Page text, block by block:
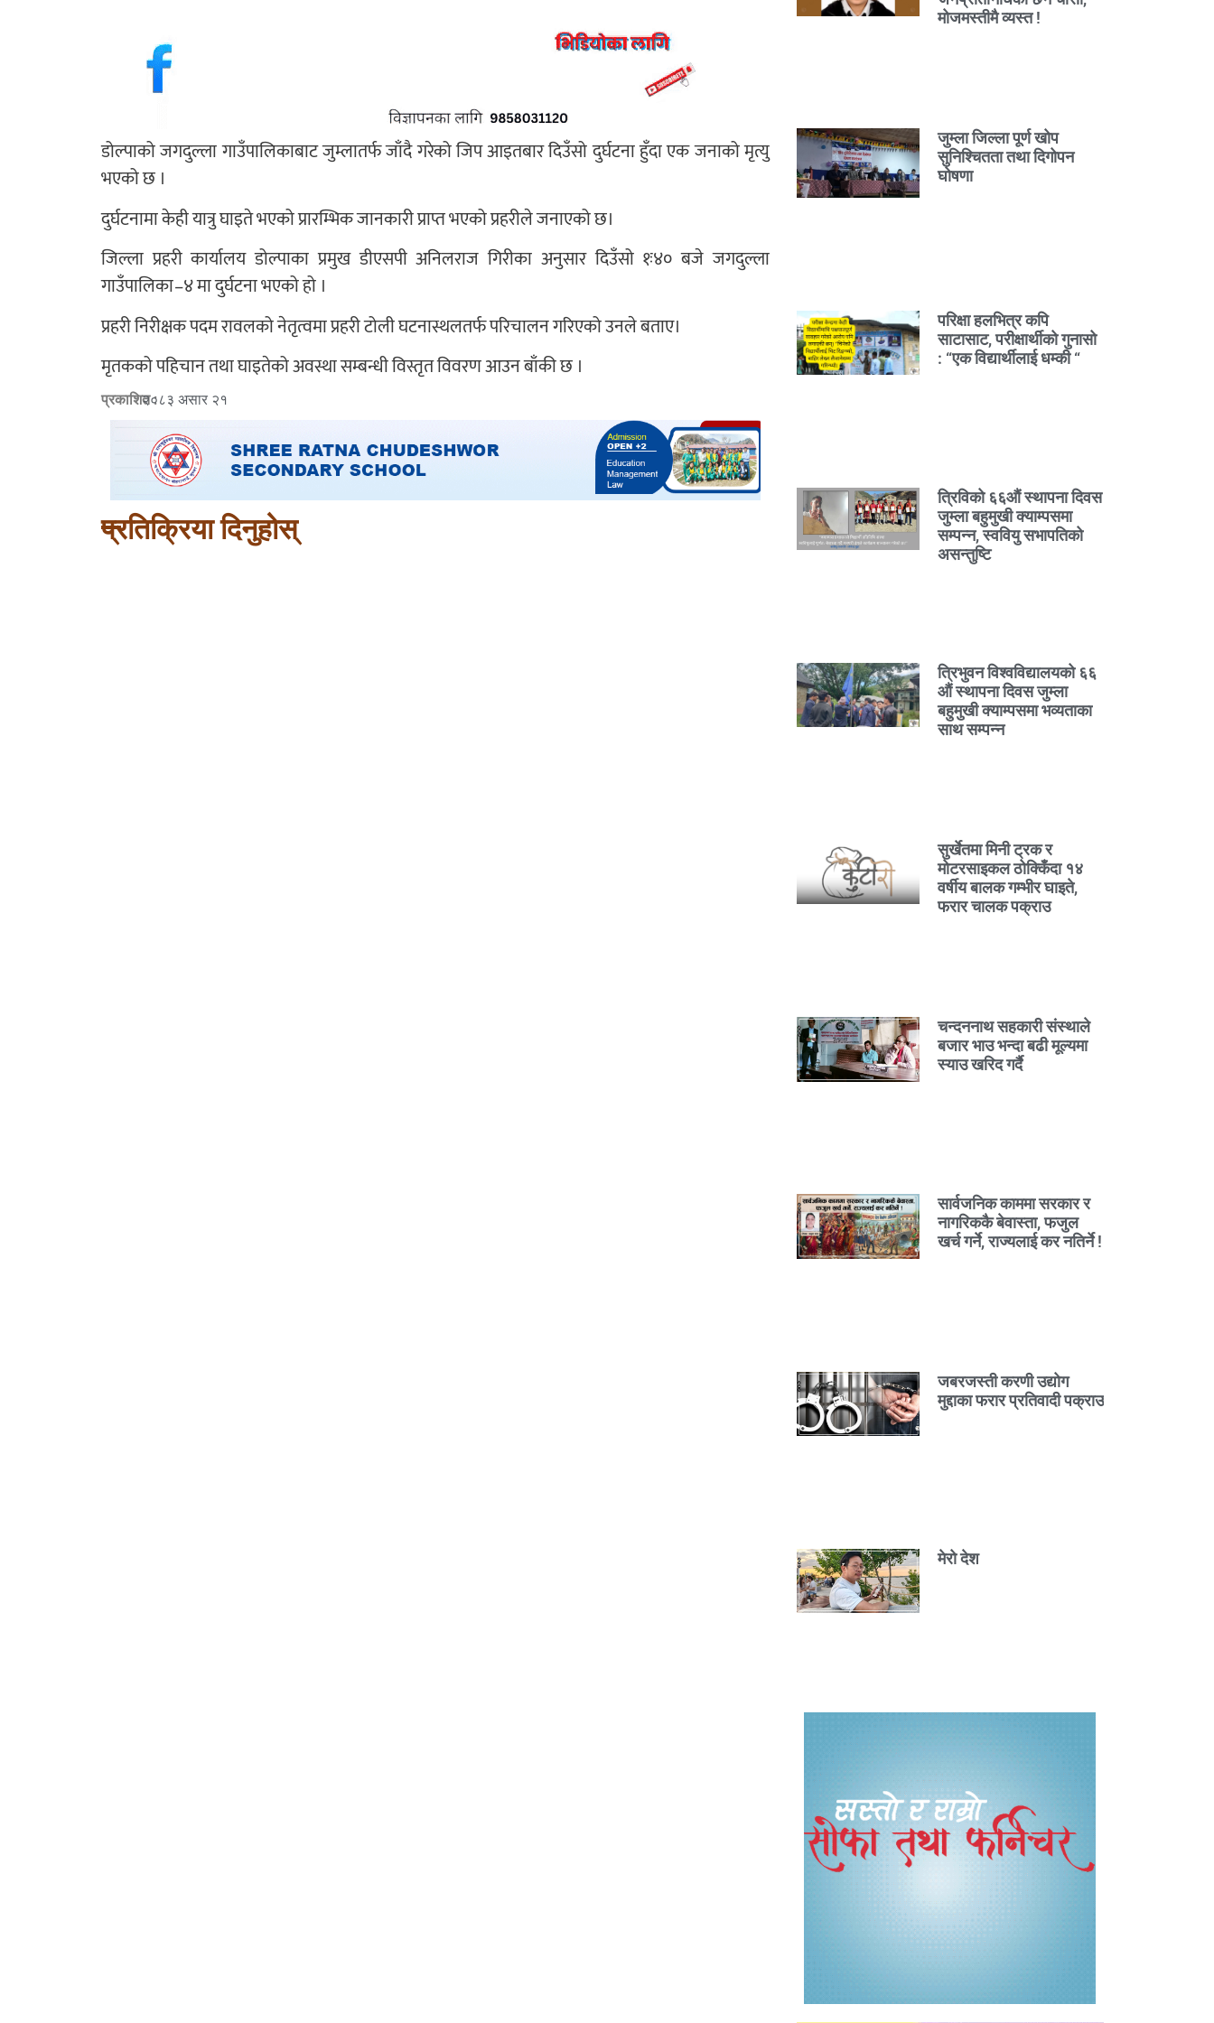
डोल्पाको जगदुल्ला गाउँपालिकाबाट जुम्लातर्फ जाँदै गरेको जिप आइतबार दिउँसो दुर्घटना हुँदा एक जनाको मृत्यु
भएको छ ।
दुर्घटनामा केही यात्रु घाइते भएको प्रारम्भिक जानकारी प्राप्त भएको प्रहरीले जनाएको छ।
जिल्ला प्रहरी कार्यालय डोल्पाका प्रमुख डीएसपी अनिलराज गिरीका अनुसार दिउँसो १ः४० बजे जगदुल्ला
गाउँपालिका–४ मा दुर्घटना भएको हो ।
प्रहरी निरीक्षक पदम रावलको नेतृत्वमा प्रहरी टोली घटनास्थलतर्फ परिचालन गरिएको उनले बताए।
मृतकको पहिचान तथा घाइतेको अवस्था सम्बन्धी विस्तृत विवरण आउन बाँकी छ ।
प्रकाशित :२०८३ असार २१
प्रतिक्रिया दिनुहोस्
मोजमस्तीमै व्यस्त !
जुम्ला जिल्ला पूर्ण खोप
सुनिश्चितता तथा दिगोपन
घोषणा
परिक्षा हलभित्र कपि
साटासाट, परीक्षार्थीको गुनासो
: “एक विद्यार्थीलाई धम्की “
त्रिविको ६६औं स्थापना दिवस
जुम्ला बहुमुखी क्याम्पसमा
सम्पन्न, स्ववियु सभापतिको
असन्तुष्टि
त्रिभुवन विश्वविद्यालयको ६६
औं स्थापना दिवस जुम्ला
बहुमुखी क्याम्पसमा भव्यताका
साथ सम्पन्न
सुर्खेतमा मिनी ट्रक र
मोटरसाइकल ठोक्किँदा १४
वर्षीय बालक गम्भीर घाइते,
फरार चालक पक्राउ
चन्दननाथ सहकारी संस्थाले
बजार भाउ भन्दा बढी मूल्यमा
स्याउ खरिद गर्दै
सार्वजनिक काममा सरकार र
नागरिककै बेवास्ता, फजुल
खर्च गर्ने, राज्यलाई कर नतिर्ने !
जबरजस्ती करणी उद्योग
मुद्दाका फरार प्रतिवादी पक्राउ
मेरो देश